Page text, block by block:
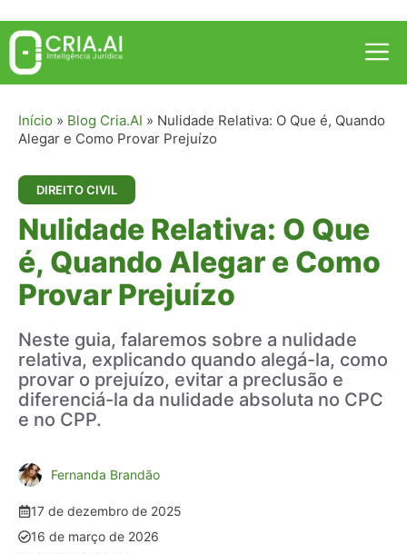
Pular
para
conteúdo
Início » Blog Cria.AI » Nulidade Relativa: O Que é, Quando
Alegar e Como Provar Prejuízo
DIREITO CIVIL
Nulidade Relativa: O Que
é, Quando Alegar e Como
Provar Prejuízo
Neste guia, falaremos sobre a nulidade
relativa, explicando quando alegá-la, como
provar o prejuízo, evitar a preclusão e
diferenciá-la da nulidade absoluta no CPC
e no CPP.
Fernanda Brandão
17 de dezembro de 2025
16 de março de 2026